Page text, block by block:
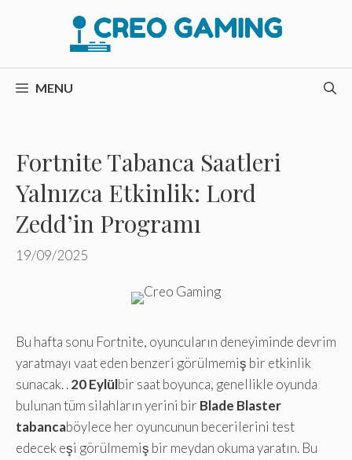
MENU
Fortnite Tabanca Saatleri
Yalnızca Etkinlik: Lord
Zedd’in Programı
19/09/2025
Bu hafta sonu Fortnite, oyuncuların deneyiminde devrim
yaratmayı vaat eden benzeri görülmemiş bir etkinlik
sunacak. .20 Eylülbir saat boyunca, genellikle oyunda
bulunan tüm silahların yerini bir Blade Blaster
tabancaböylece her oyuncunun becerilerini test
edecek eşi görülmemiş bir meydan okuma yaratın. Bu